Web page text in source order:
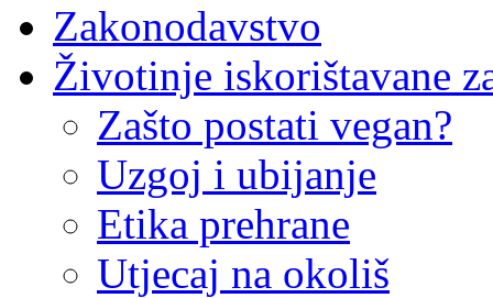
Zakonodavstvo
Životinje iskorištavane
Zašto postati vegan?
Uzgoj i ubijanje
Etika prehrane
Utjecaj na okoliš